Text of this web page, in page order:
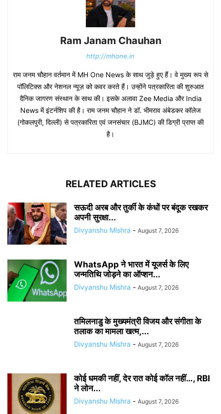
Ram Janam Chauhan
http://mhone.in
राम जनम चौहान वर्तमान में MH One News के साथ जुड़े हुए हैं। वे मुख्य रूप से
पॉलिटिक्स और नेशनल न्यूज़ को कवर करते हैं। उन्होंने पत्रकारिता की शुरुआत
दैनिक जागरण संस्थान के साथ की। इसके अलावा Zee Media और India
News में इंटर्नशिप की है। राम जनम चौहान ने डॉ. भीमराव अंबेडकर कॉलेज
(गोकलपुरी, दिल्ली) से पत्रकारिता एवं जनसंचार (BJMC) की डिग्री प्राप्त की
है।
RELATED ARTICLES
सऊदी अरब और तुर्की के कंधों पर बंदूक रखकर
अपनी सुरक्षा...
Divyanshu Mishra - August 7, 2026
WhatsApp ने भारत में यूजर्स के लिए
जन्मतिथि जोड़ने का ऑप्शन...
Divyanshu Mishra - August 7, 2026
तमिलनाडु के मुख्यमंत्री विजय और संगीता के
तलाक का मामला खत्म,...
Divyanshu Mishra - August 7, 2026
कोई धमकी नहीं, देर रात कोई कॉल नहीं…, RBI
ने लोन...
Divyanshu Mishra - August 7, 2026